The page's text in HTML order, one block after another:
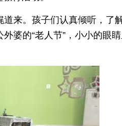
来。孩子们认真倾听，了
婆的“老人节”，小小的眼